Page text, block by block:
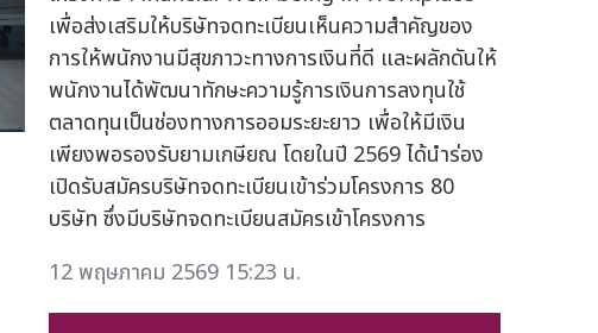
เพื่อส่งเสริมให้บริษัทจดทะเบียนเห็นความสำคัญของ
การให้พนักงานมีสุขภาวะทางการเงินที่ดี และผลักดันให้
พนักงานได้พัฒนาทักษะความรู้การเงินการลงทุนใช้
ตลาดทุนเป็นช่องทางการออมระยะยาว เพื่อให้มีเงิน
เพียงพอรองรับยามเกษียณ โดยในปี 2569 ได้นำร่อง
เปิดรับสมัครบริษัทจดทะเบียนเข้าร่วมโครงการ 80
บริษัท ซึ่งมีบริษัทจดทะเบียนสมัครเข้าโครงการ
12 พฤษภาคม 2569 15:23 น.